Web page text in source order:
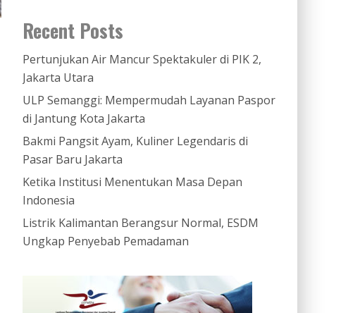
Recent Posts
Pertunjukan Air Mancur Spektakuler di PIK 2,
Jakarta Utara
ULP Semanggi: Mempermudah Layanan Paspor
di Jantung Kota Jakarta
Bakmi Pangsit Ayam, Kuliner Legendaris di
Pasar Baru Jakarta
Ketika Institusi Menentukan Masa Depan
Indonesia
Listrik Kalimantan Berangsur Normal, ESDM
Ungkap Penyebab Pemadaman